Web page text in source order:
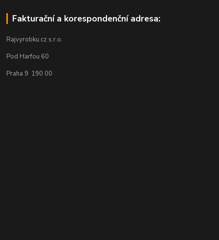
Fakturační a korespondenční adresa:
Rajvyrobku.cz s.r.o.
Pod Harfou 60
Praha 9 190 00